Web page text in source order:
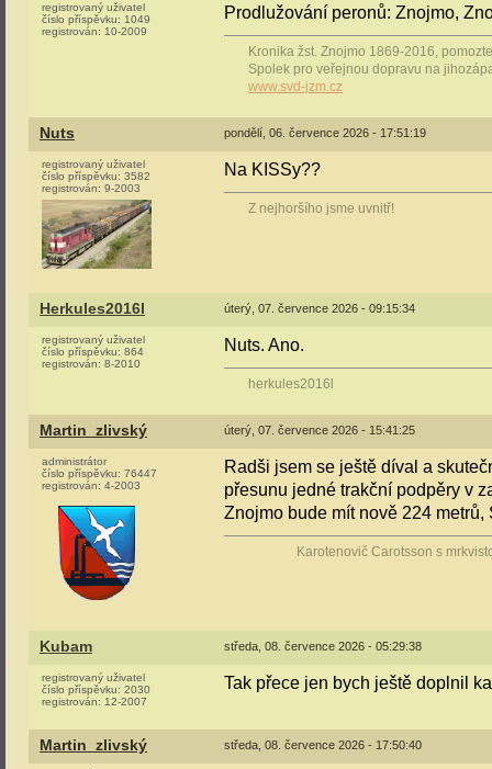
registrovaný uživatel
číslo příspěvku: 1049
registrován: 10-2009
Prodlužování peronů: Znojmo,
Kronika žst. Znojmo 1869-2016,
Spolek pro veřejnou dopravu na
www.svd-jzm.cz
Nuts pondělí, 06. července 2026 - 17:51:19
registrovaný uživatel
číslo příspěvku: 3582
registrován: 9-2003
Na KISSy??
Z nejhoršího jsme uvnitř!
Herkules2016l úterý, 07. července 2026 - 09:15:34
registrovaný uživatel
číslo příspěvku: 864
registrován: 8-2010
Nuts. Ano.
herkules2016l
Martin_zlivský úterý, 07. července 2026 - 15:41:25
administrátor
číslo příspěvku: 76447
registrován: 4-2003
Radši jsem se ještě díval a
přesunu jedné trakční podpěry v
Znojmo bude mít nově 224
Karotenovič Carotsson s
Kubam středa, 08. července 2026 - 05:29:38
registrovaný uživatel
číslo příspěvku: 2030
registrován: 12-2007
Tak přece jen bych ještě doplnil
Martin_zlivský středa, 08. července 2026 - 17:50:40